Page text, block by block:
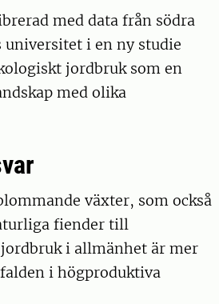
med data från södra
universitet i en ny studie
jordbruk som en
med olika
växter, som också
fiender till
i allmänhet är mer
i högproduktiva